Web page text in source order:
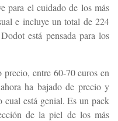
para el cuidado de los más
e incluye un total de 224
está pensada para los
precio, entre 60-70 euros en
ha bajado de precio y
cual está genial. Es un pack
de la piel de los más